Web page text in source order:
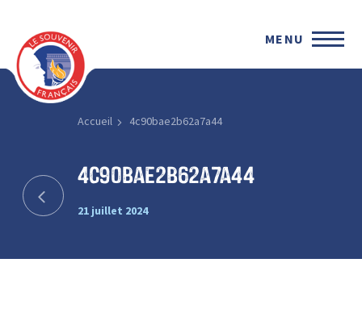
MENU
Accueil 4c90bae2b62a7a44
4c90bae2b62a7a44
21 juillet 2024